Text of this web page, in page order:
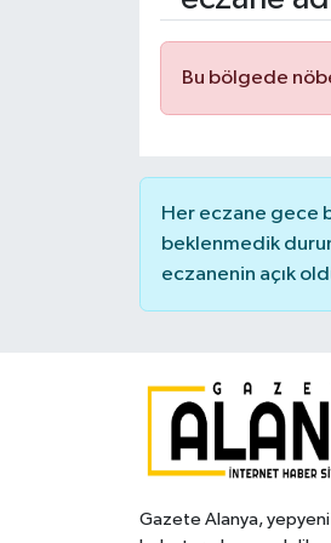
Bu bölgede
Her eczane gece
beklenmedik
eczanenin açık
Gazete Alanya, yepyeni